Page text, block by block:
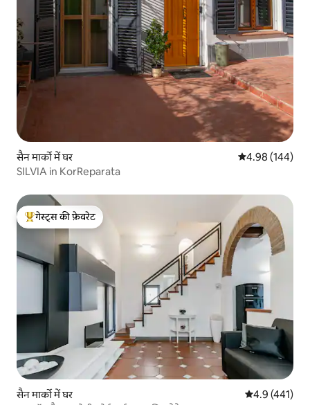
सैन मार्को में घर औसत रेटिंग 5 में से
4.98 (144)
SILVIA in KorReparata
गेस्ट्स का टॉप फ़ेवरेट
गेस्ट्स की फ़ेवरेट
सैन मार्को में घर औसत रेटिंग 5 में
4.9 (441)